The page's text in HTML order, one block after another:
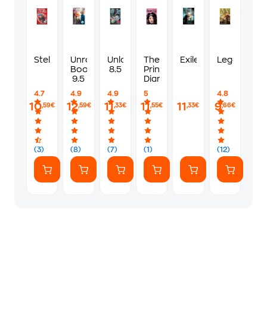
Stellarlune
4.7
(3)
10,59€
Unravelled
Book
9.5
4.9
(8)
12,59€
Unlocked
8.5
4.9
(7)
11,33€
The
Princess
Diaries
5
(1)
11,55€
Exile
11,33€
Legacy
4.8
(12)
9,66€